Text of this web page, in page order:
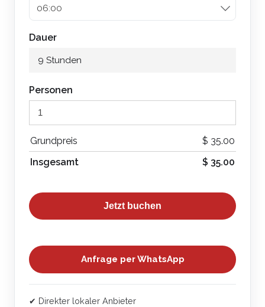
Wenn Sie nach Ica oder Huacachina zurückkehren
möchten, ist ein Besuch (Playa Supay und La
Catedral) aus Zeitgründen nicht mehr möglich.
Dauer
9 Stunden
Personen
Grundpreis $ 35.00
Insgesamt
$ 35.00
Jetzt buchen
Anfrage per WhatsApp
✔ Direkter lokaler Anbieter